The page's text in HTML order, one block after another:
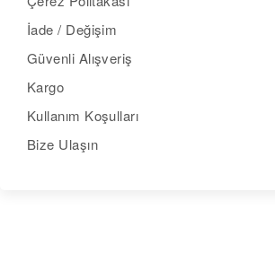
İade / Değişim
Güvenli Alışveriş
Kargo
Kullanım Koşulları
Bize Ulaşın